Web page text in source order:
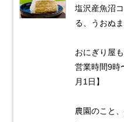
塩沢産魚沼
る、うおぬ
おにぎり屋
営業時間9時
月1日】
農園のこと